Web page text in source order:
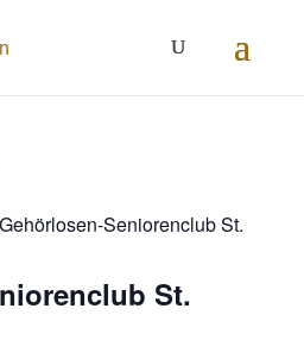
Gehörlosen-Seniorenclub St.
St.